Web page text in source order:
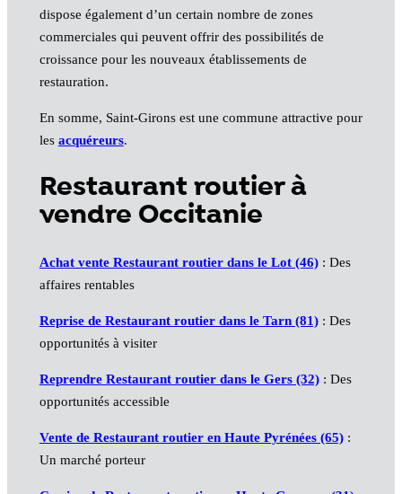
dispose également d’un certain nombre de zones
commerciales qui peuvent offrir des possibilités de
croissance pour les nouveaux établissements de
restauration.
En somme, Saint-Girons est une commune attractive pour
les acquéreurs.
Restaurant routier à
vendre Occitanie
Achat vente Restaurant routier dans le Lot (46): Des
affaires rentables
Reprise de Restaurant routier dans le Tarn (81): Des
opportunités à visiter
Reprendre Restaurant routier dans le Gers (32): Des
opportunités accessible
Vente de Restaurant routier en Haute Pyrénées (65):
Un marché porteur